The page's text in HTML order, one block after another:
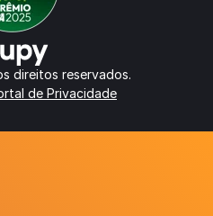
direitos reservados.
de Privacidade